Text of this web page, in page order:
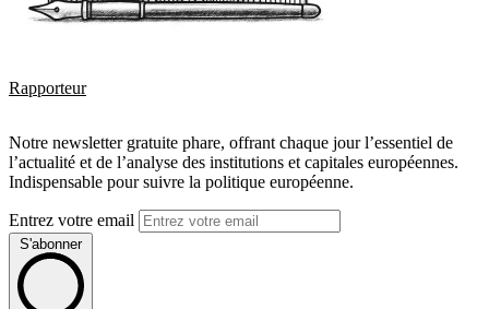
Rapporteur
Notre newsletter gratuite phare, offrant chaque jour l’essentiel de
l’actualité et de l’analyse des institutions et capitales européennes.
Indispensable pour suivre la politique européenne.
Entrez votre email
S'abonner